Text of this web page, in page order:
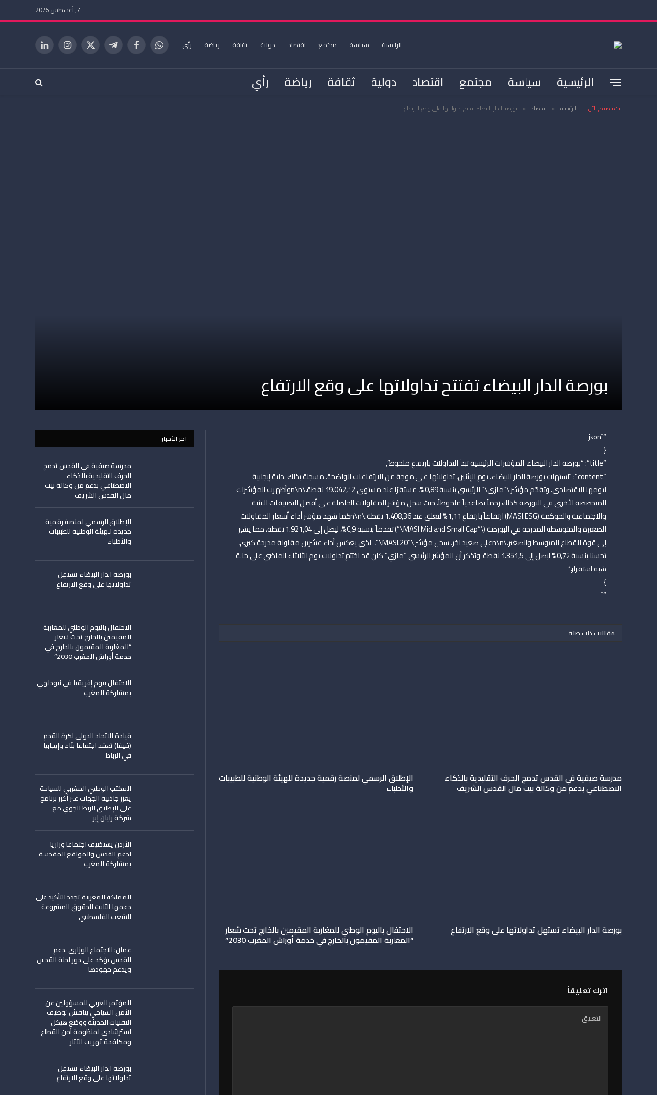
7, أغسطس 2026
الرئيسية سياسة مجتمع اقتصاد دولية ثقافة رياضة رأي واتساب فيسبوكتيلقرام X
الانستغراملينكدإن
الرئيسية سياسة مجتمع اقتصاد دولية ثقافة رياضة رأي
انت تتصفح الأن الرئيسية » اقتصاد » بورصة الدار البيضاء تفتتح تداولاتها على وقع الارتفاع
بورصة الدار البيضاء تفتتح تداولاتها على وقع الارتفاع
“`json
{
“title”: “بورصة الدار البيضاء: المؤشرات الرئيسية تبدأ التداولات بارتفاع ملحوظ”,
“content”: “استهلت بورصة الدار البيضاء، يوم الإثنين، تداولاتها على موجة من الارتفاعات الواضحة، مسجلة بذلك بداية إيجابية
ليومها الاقتصادي. وتقدّم مؤشر \”مازي\” الرئيسي بنسبة 0,89%، مستقرًا عند مستوى 19.042,12 نقطة.\n\nوأظهرت المؤشرات
المتخصصة الأخرى في البورصة كذلك زخماً تصاعدياً ملحوظاً، حيث سجل مؤشر المقاولات الحاصلة على أفضل التصنيفات البيئية
والاجتماعية والحوكمة (MASI.ESG) ارتفاعاً بارتفاع 1,11% ليغلق عند 1.408,36 نقطة.\n\nكما شهد مؤشر أداء أسعار المقاولات
الصغيرة والمتوسطة المدرجة في البورصة (\”MASI Mid and Small Cap\”) تقدماً بنسبة 0,9%، ليصل إلى 1.921,04 نقطة، مما يشير
إلى قوة القطاع المتوسط والصغير.\n\nعلى صعيد آخر، سجل مؤشر \”MASI.20\”، الذي يعكس أداء عشرين مقاولة مدرجة كبرى،
تحسنا بنسبة 0,72% ليصل إلى 1.351,5 نقطة. ويُذكر أن المؤشر الرئيسي “مازي” كان قد اختتم تداولات يوم الثلاثاء الماضي على حالة
شبه استقرار.”
}
“`
مقالات ذات صلة
مدرسة صيفية في القدس تدمج الحرف التقليدية بالذكاء
الاصطناعي بدعم من وكالة بيت مال القدس الشريف
الإطلاق الرسمي لمنصة رقمية جديدة للهيئة الوطنية للطبيبات
والأطباء
بورصة الدار البيضاء تستهل تداولاتها على وقع الارتفاع الاحتفال باليوم الوطني للمغاربة المقيمين بالخارج تحت شعار
“المغاربة المقيمون بالخارج في خدمة أوراش المغرب 2030”
اترك تعليقاً
اخر الأخبار
مدرسة صيفية في القدس تدمج
الحرف التقليدية بالذكاء
الاصطناعي بدعم من وكالة بيت
مال القدس الشريف
الإطلاق الرسمي لمنصة رقمية
جديدة للهيئة الوطنية للطبيبات
والأطباء
بورصة الدار البيضاء تستهل
تداولاتها على وقع الارتفاع
الاحتفال باليوم الوطني للمغاربة
المقيمين بالخارج تحت شعار
“المغاربة المقيمون بالخارج في
خدمة أوراش المغرب 2030”
الاحتفال بيوم إفريقيا في نيودلهي
بمشاركة المغرب
قيادة الاتحاد الدولي لكرة القدم
(فيفا) تعقد اجتماعا بنّاء وإيجابيا
في الرباط
المكتب الوطني المغربي للسياحة
يعزز جاذبية الجهات عبر أكبر برنامج
على الإطلاق للربط الجوي مع
شركة رايان إير
الأردن يستضيف اجتماعا وزاريا
لدعم القدس والمواقع المقدسة
بمشاركة المغرب
المملكة المغربية تجدد التأكيد على
دعمها الثابت للحقوق المشروعة
للشعب الفلسطيني
عمان: الاجتماع الوزاري لدعم
القدس يؤكد على دور لجنة القدس
ويدعم جهودها
المؤتمر العربي للمسؤولين عن
الأمن السياحي يناقش توظيف
التقنيات الحديثة ووضع هيكل
استرشادي لمنظومة أمن القطاع
ومكافحة تهريب الآثار
بورصة الدار البيضاء تستهل
تداولاتها على وقع الارتفاع